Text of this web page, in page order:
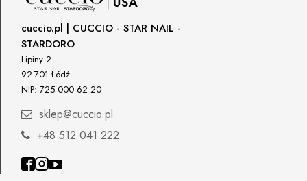
lcenteno@cuccio.com
800 762 6245
Responsible person in the EU
Petar Bangeev
Chakalitsa 2A
+359887430661
Importer
cuccio.pl | CUCCIO - STAR NAIL -
STARDORO
Lipiny 2
92-701 Łódź
NIP: 725 000 62 20
sklep@cuccio.pl
+48 512 041 222